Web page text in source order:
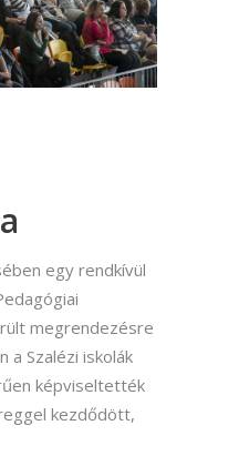
egy rendkívül
megrendezésre
a Szalézi iskolák
képviseltették
kezdődött,